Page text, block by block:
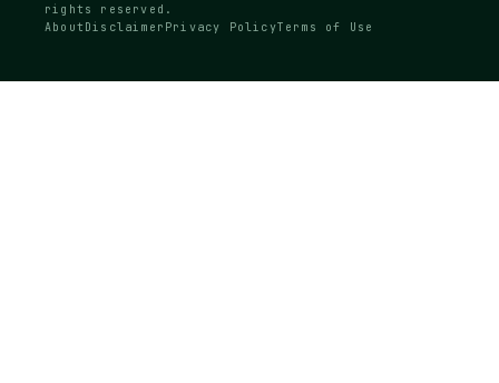
rights reserved.
About Disclaimer Privacy PolicyTerms of Use